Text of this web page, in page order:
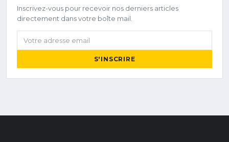
Inscrivez-vous pour recevoir nos derniers articles
directement dans votre boîte mail.
Votre adresse email
S'INSCRIRE